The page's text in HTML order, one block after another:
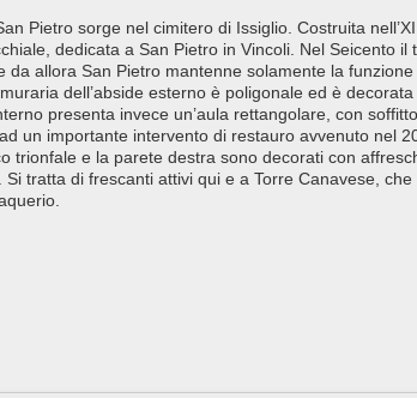
Pietro sorge nel cimitero di Issiglio. Costruita
dedicata a San Pietro in Vincoli. Nel Seicento il
da allora San Pietro mantenne solamente la
dell’abside esterno è poligonale ed è
presenta invece un’aula rettangolare, con
un importante intervento di restauro avvenuto nel
trionfale e la parete destra sono decorati con
Si tratta di frescanti attivi qui e a Torre Canavese,